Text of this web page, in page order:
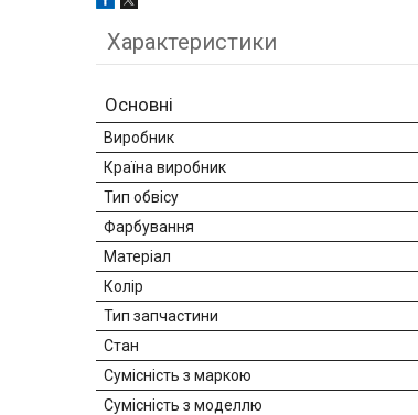
Характеристики
Основні
Виробник
Країна виробник
Тип обвісу
Фарбування
Матеріал
Колір
Тип запчастини
Стан
Сумісність з маркою
Сумісність з моделлю